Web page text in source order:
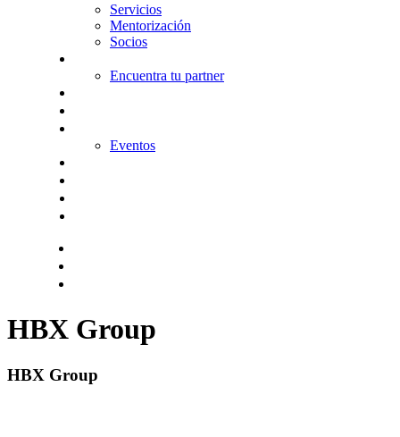
Servicios
Mentorización
Socios
Encuentra tu partner
Eventos
HBX Group
HBX Group